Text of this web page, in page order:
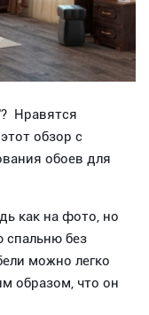
Нравятся
обзор с
обоев для
как на фото, но
спальню без
можно легко
образом, что он